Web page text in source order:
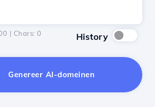
| Chars: 0 History
Genereer AI-domeinen